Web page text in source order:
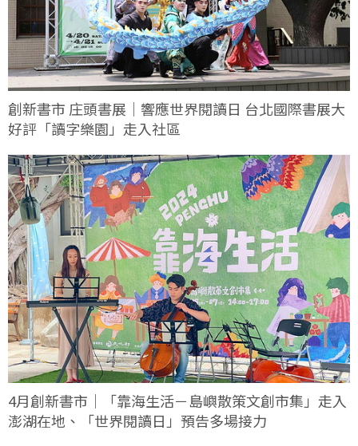
創新書市 庄頭書展｜響應世界閱讀日 台北國際書展大
好評「讀字樂園」走入社區
4月創新書市｜「靠海生活－島嶼散策文創市集」走入
澎湖在地、「世界閱讀日」預告多場接力